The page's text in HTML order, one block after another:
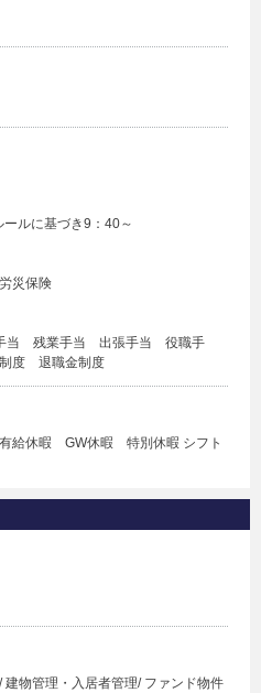
ルに基づき9：40～
災保険
当 残業手当 出張手当 役職手
度 退職金制度
休暇 GW休暇 特別休暇 シフト
物管理・入居者管理/ ファンド物件